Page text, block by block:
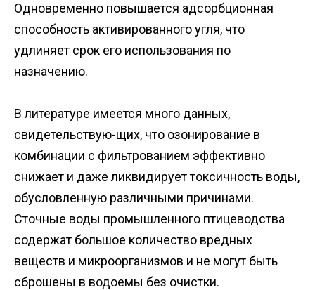
Одновременно повышается адсорбционная
способность активированного угля, что
удлиняет срок его использования по
назначению.
В литературе имеется много данных,
свидетельствую-щих, что озонирование в
комбинации с фильтрованием эффективно
снижает и даже ликвидирует токсичность воды,
обусловленную различными причинами.
Сточные воды промышленного птицеводства
содержат большое количество вредных
веществ и микроорганизмов и не могут быть
сброшены в водоемы без очистки.